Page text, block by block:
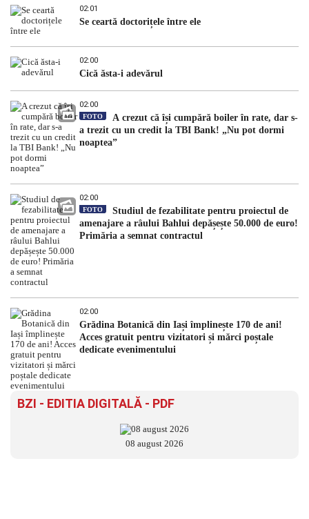
02:01
Se ceartă doctorițele între ele
02:00
Cică ăsta-i adevărul
02:00
FOTO
A crezut că își cumpără boiler în rate, dar s-
a trezit cu un credit la TBI Bank! „Nu pot dormi
noaptea”
02:00
FOTO
Studiul de fezabilitate pentru proiectul de
amenajare a râului Bahlui depășește 50.000 de euro!
Primăria a semnat contractul
02:00
Grădina Botanică din Iași împlinește 170 de ani!
Acces gratuit pentru vizitatori și mărci poștale
dedicate evenimentului
BZI - EDITIA DIGITALĂ - PDF
08 august 2026